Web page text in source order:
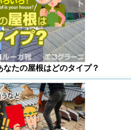
たの屋根はどのタイプ？